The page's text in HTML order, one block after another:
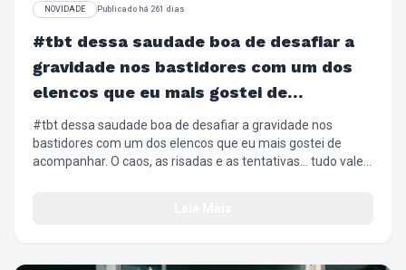
NOVIDADE Publicado há 261 dias
#tbt dessa saudade boa de desafiar a
gravidade nos bastidores com um dos
elencos que eu mais gostei de
acompanhar
#tbt dessa saudade boa de desafiar a gravidade nos
bastidores com um dos elencos que eu mais gostei de
acompanhar. O caos, as risadas e as tentativas… tudo valeu